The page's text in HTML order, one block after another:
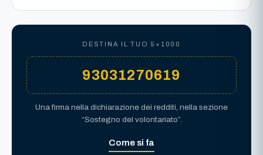
DESTINA IL TUO 5×1000
93031270619
Una firma nella dichiarazione dei redditi, nella sezione
“Sostegno del volontariato”.
Come si fa